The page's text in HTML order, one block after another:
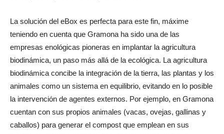
La solución del eBox es perfecta para este fin, máxime
teniendo en cuenta que Gramona ha sido una de las
empresas enológicas pioneras en implantar la agricultura
biodinámica, un paso más allá de la ecológica. La agricultura
biodinámica concibe la integración de la tierra, las plantas y los
animales como un sistema en equilibrio, evitando en lo posible
la intervención de agentes externos. Por ejemplo, en Gramona
cuentan con sus propios animales (vacas, ovejas, gallinas y
caballos) para generar el compost que emplean en sus